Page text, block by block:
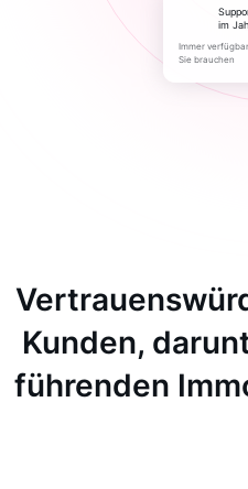
Support 365 Tage
im
Immer
Sie brauchen
Kunden,
führenden